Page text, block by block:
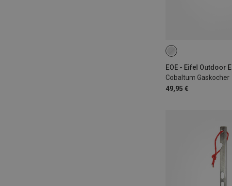
Cobaltum Gaskocher
49,95 €
ONE SIZE